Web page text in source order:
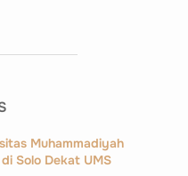
Muhammadiyah
Solo Dekat UMS